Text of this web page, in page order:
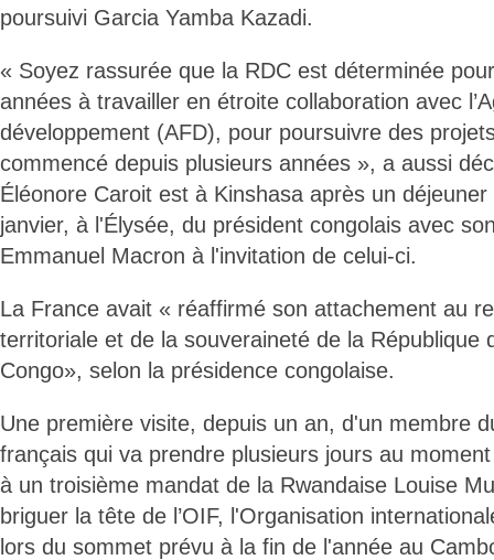
poursuivi Garcia Yamba Kazadi.
« Soyez rassurée que la RDC est déterminée
années à travailler en étroite collaboration avec
développement (AFD), pour poursuivre des
commencé depuis plusieurs années », a aussi
Éléonore Caroit est à Kinshasa après un
janvier, à l'Élysée, du président congolais avec
Emmanuel Macron à l'invitation de celui-ci.
La France avait « réaffirmé son attachement au
territoriale et de la souveraineté de la République
Congo», selon la présidence congolaise.
Une première visite, depuis un an, d'un membre
français qui va prendre plusieurs jours au
à un troisième mandat de la Rwandaise Louise
briguer la tête de l’OIF, l'Organisation
lors du sommet prévu à la fin de l'année au